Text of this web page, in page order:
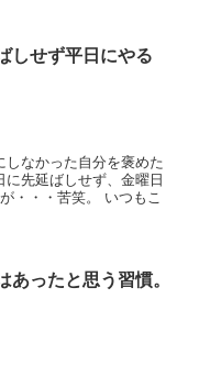
しせず平日にやる
なかった自分を褒めた
先延ばしせず、金曜日
・・・苦笑。 いつもこ
あったと思う習慣。